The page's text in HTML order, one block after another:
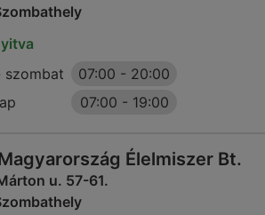
szombat
07:00 - 20:00
07:00 - 19:00
Élelmiszer Bt.
u. 57-61.